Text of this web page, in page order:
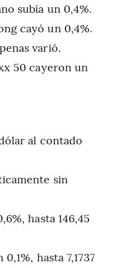
subía un 0,4%.
cayó un 0,4%.
varió.
50 cayeron un
al contado
sin
hasta 146,45
hasta 7,1737